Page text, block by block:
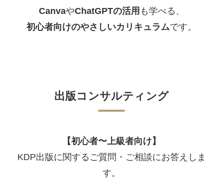
CanvaやChatGPTの活用 も学べる、
初心者向けのやさしいカリキュラムです。
出版コンサルティング
【初心者〜上級者向け】
KDP出版に関するご質問・ご相談にお答えしま
す。